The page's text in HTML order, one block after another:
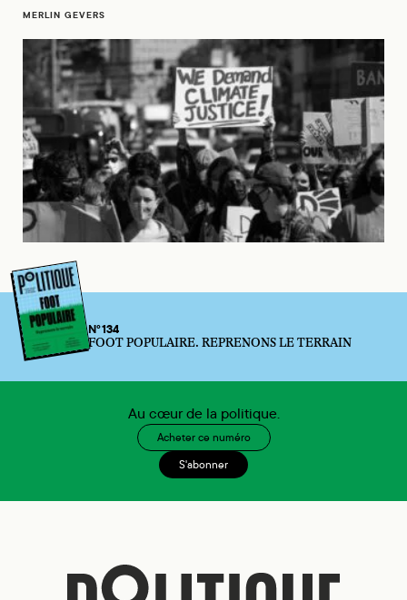
MERLIN GEVERS
N°134
FOOT POPULAIRE. REPRENONS LE TERRAIN
Au cœur de la politique.
Acheter ce numéro
S'abonner